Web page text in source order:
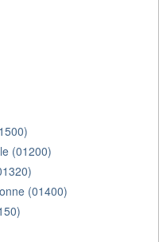
(01200)
(01400)